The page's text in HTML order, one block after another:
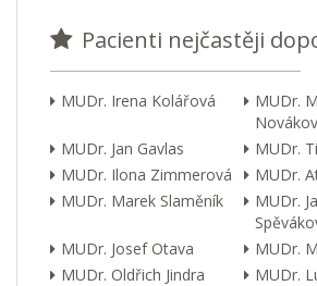
Pacienti nejčastěji
MUDr. Irena Kolářová
MUDr.
MUDr. Jan Gavlas
MUDr.
MUDr. Ilona Zimmerová
MUDr.
MUDr. Marek Slaměník
MUDr.
MUDr. Josef Otava
MUDr.
MUDr. Oldřich Jindra
MUDr.